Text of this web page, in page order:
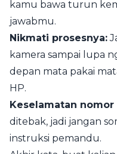
kamu bawa turun
jawabmu.
Nikmati prosesnya:
kamera sampai lupa
depan mata pakai
HP.
Keselamatan nomor
ditebak, jadi jangan
instruksi pemandu.